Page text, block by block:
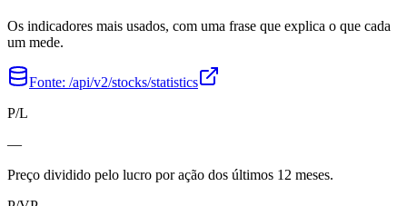
Os indicadores mais usados, com uma frase que explica o que cada
um mede.
Fonte: /api/v2/stocks/statistics
P/L
—
Preço dividido pelo lucro por ação dos últimos 12 meses.